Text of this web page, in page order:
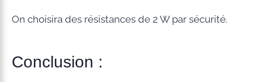
On choisira des résistances de 2 W par sécurité.
Conclusion :